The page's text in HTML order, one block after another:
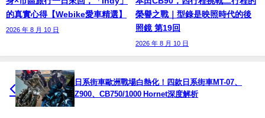
的真實心得【Webike愛車精選】
2026 年 8 月 10 日
榮譽之戰｜型錄是映照時代的後
照鏡 第19回
2026 年 8 月 10 日
日系街車歐洲戰場白熱化！四款日系街車MT-07、
Z900、CB750/1000 Hornet深度解析